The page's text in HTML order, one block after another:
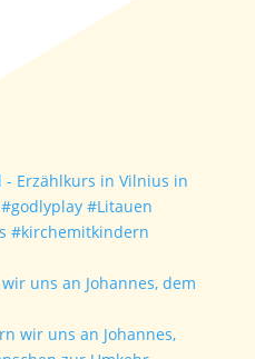
uns an Johannes, dem